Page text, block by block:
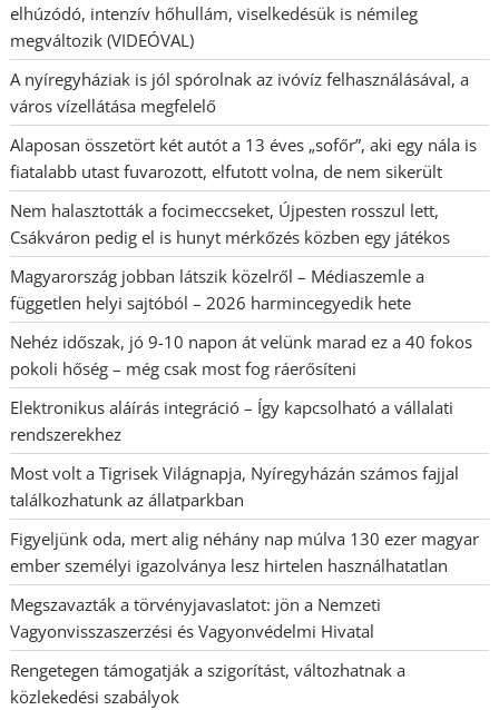
elhúzódó, intenzív hőhullám, viselkedésük is némileg
megváltozik (VIDEÓVAL)
A nyíregyháziak is jól spórolnak az ivóvíz felhasználásával, a
város vízellátása megfelelő
Alaposan összetört két autót a 13 éves „sofőr”, aki egy nála is
fiatalabb utast fuvarozott, elfutott volna, de nem sikerült
Nem halasztották a focimeccseket, Újpesten rosszul lett,
Csákváron pedig el is hunyt mérkőzés közben egy játékos
Magyarország jobban látszik közelről – Médiaszemle a
független helyi sajtóból – 2026 harmincegyedik hete
Nehéz időszak, jó 9-10 napon át velünk marad ez a 40 fokos
pokoli hőség – még csak most fog ráerősíteni
Elektronikus aláírás integráció – Így kapcsolható a vállalati
rendszerekhez
Most volt a Tigrisek Világnapja, Nyíregyházán számos fajjal
találkozhatunk az állatparkban
Figyeljünk oda, mert alig néhány nap múlva 130 ezer magyar
ember személyi igazolványa lesz hirtelen használhatatlan
Megszavazták a törvényjavaslatot: jön a Nemzeti
Vagyonvisszaszerzési és Vagyonvédelmi Hivatal
Rengetegen támogatják a szigorítást, változhatnak a
közlekedési szabályok